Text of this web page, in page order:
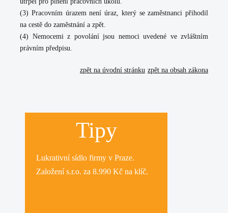
(3) Pracovním úrazem není úraz, který se zaměstnanci přihodil
na cestě do zaměstnání a zpět.
(4) Nemocemi z povolání jsou nemoci uvedené ve zvláštním
právním předpisu.
zpět na obsah zákona
zpět na úvodní stránku
Tipy
Lukrativnísídlo firmy v Praze.
Založení s.r.o. za 8.990 Kč na klíč.